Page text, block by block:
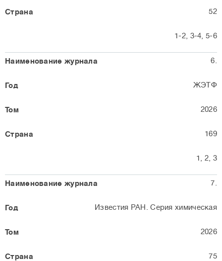
52
1-2, 3-4, 5-6
6.
ЖЭТФ
2026
169
1, 2, 3
7.
Известия РАН. Серия химическая
2026
75